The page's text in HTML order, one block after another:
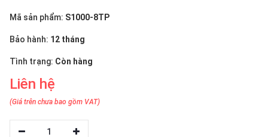
Mã sản phẩm: S1000-8TP
Bảo hành: 12 tháng
Tình trạng: Còn hàng
Liên hệ
(Giá trên chưa bao gồm VAT)
1
tức
Liên
thiệu